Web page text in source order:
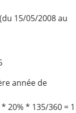
15/05/2008 au
année de
20% * 135/360 = 1